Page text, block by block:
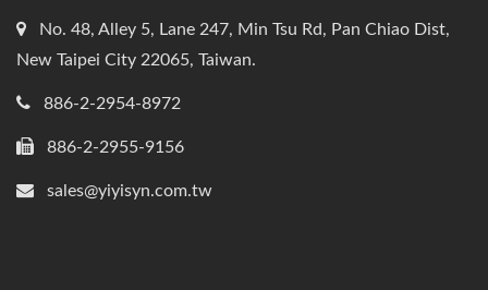
No. 48, Alley 5, Lane 247, Min Tsu Rd, Pan Chiao Dist,
New Taipei City 22065, Taiwan.
886-2-2954-8972
886-2-2955-9156
sales@yiyisyn.com.tw